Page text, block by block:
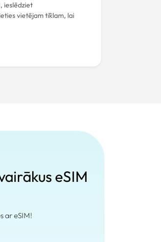
ieslēdziet
vietējam tīklam, lai
eSIM
ar eSIM!